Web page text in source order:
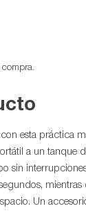
esta práctica
a un tanque
sin
Un